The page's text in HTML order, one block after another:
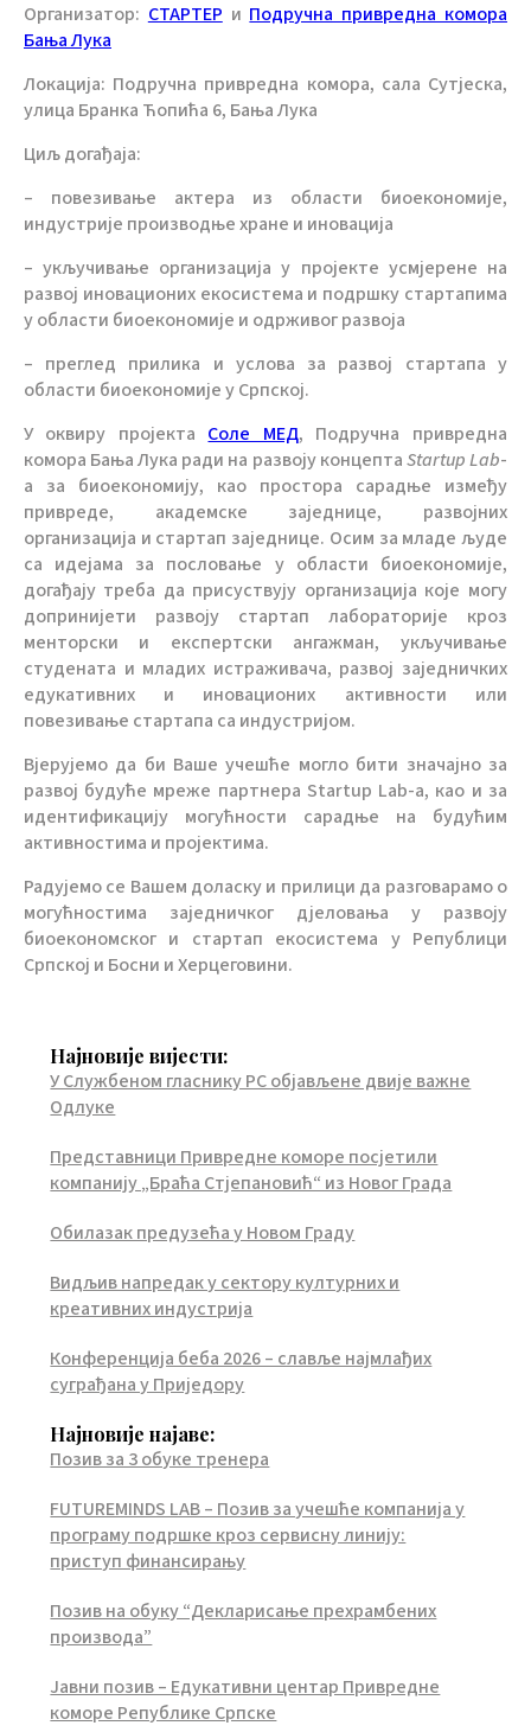
Организатор: СТАРТЕР и Подручна привредна комора
Бања Лука
Локација: Подручна привредна комора, сала Сутјеска,
улица Бранка Ћопића 6, Бања Лука
Циљ догађаја:
– повезивање актера из области биоекономије,
индустрије производње хране и иновација
– укључивање организација у пројекте усмјерене на
развој иновационих екосистема и подршку стартапима
у области биоекономије и одрживог развоја
– преглед прилика и услова за развој стартапа у
области биоекономије у Српској.
У оквиру пројекта Соле МЕД, Подручна привредна
комора Бања Лука ради на развоју концептаStartup Lab-
а за биоекономију, као простора сарадње између
привреде, академске заједнице, развојних
организација и стартап заједнице. Осим за младе људе
са идејама за пословање у области биоекономије,
догађају треба да присуствују организација које могу
допринијети развоју стартап лабораторије кроз
менторски и експертски ангажман, укључивање
студената и младих истраживача, развој заједничких
едукативних и иновационих активности или
повезивање стартапа са индустријом.
Вјерујемо да би Ваше учешће могло бити значајно за
развој будуће мреже партнера Startup Lab-а, као и за
идентификацију могућности сарадње на будућим
активностима и пројектима.
Радујемо се Вашем доласку и прилици да разговарамо о
могућностима заједничког дјеловања у развоју
биоекономског и стартап екосистема у Републици
Српској и Босни и Херцеговини.
Најновије вијести:
У Службеном гласнику РС објављене двије важне
Одлуке
Представници Привредне коморе посјетили
компанију „Браћа Стјепановић“ из Новог Града
Обилазак предузећа у Новом Граду
Видљив напредак у сектору културних и
креативних индустрија
Конференција беба 2026 – славље најмлађих
суграђана у Приједору
Најновије најаве:
Позив за 3 обуке тренера
FUTUREMINDS LAB – Позив за учешће компанија у
програму подршке кроз сервисну линију:
приступ финансирању
Позив на обуку “Декларисање прехрамбених
производа”
Јавни позив – Едукативни центар Привредне
коморе Републике Српске